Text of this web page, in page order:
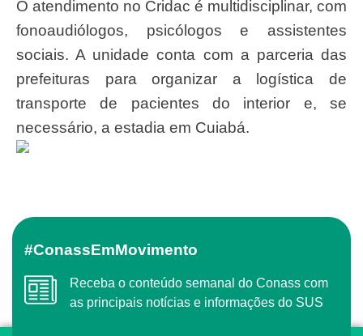
O atendimento no Cridac é multidisciplinar, com
fonoaudiólogos, psicólogos e assistentes
sociais. A unidade conta com a parceria das
prefeituras para organizar a logística de
transporte de pacientes do interior e, se
necessário, a estadia em Cuiabá.
#ConassEmMovimento
Receba o conteúdo semanal do Conass com
as principais notícias e informações do SUS